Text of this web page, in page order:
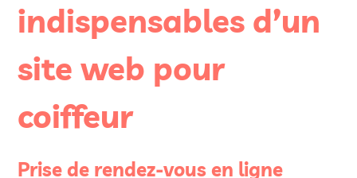
indispensables d’un
site web pour
coiffeur
Prise de rendez-vous en ligne